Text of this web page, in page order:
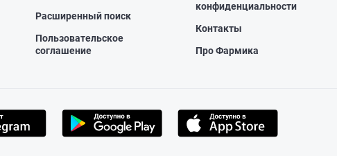
Расширенный поиск
Пользовательское
соглашение
конфиденциальности
Контакты
Про Фармика